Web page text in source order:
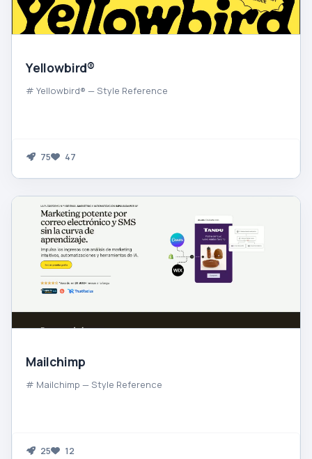
Yellowbird®
# Yellowbird® — Style Reference
75 47
Mailchimp
# Mailchimp — Style Reference
25 12